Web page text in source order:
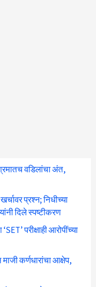
वडिलांचा अंत,
प्रश्न; निधीच्या
दिले स्पष्टीकरण
परीक्षाही आरोपींच्या
माजी कर्णधारांचा आक्षेप,